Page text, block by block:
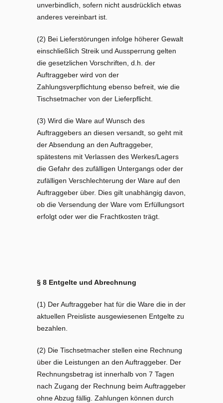
unverbindlich, sofern nicht ausdrücklich etwas
anderes vereinbart ist.
(2) Bei Lieferstörungen infolge höherer Gewalt
einschließlich Streik und Aussperrung gelten
die gesetzlichen Vorschriften, d.h. der
Auftraggeber wird von der
Zahlungsverpflichtung ebenso befreit, wie die
Tischsetmacher von der Lieferpflicht.
(3) Wird die Ware auf Wunsch des
Auftraggebers an diesen versandt, so geht mit
der Absendung an den Auftraggeber,
spätestens mit Verlassen des Werkes/Lagers
die Gefahr des zufälligen Untergangs oder der
zufälligen Verschlechterung der Ware auf den
Auftraggeber über. Dies gilt unabhängig davon,
ob die Versendung der Ware vom Erfüllungsort
erfolgt oder wer die Frachtkosten trägt.
§ 8 Entgelte und Abrechnung
(1) Der Auftraggeber hat für die Ware die in der
aktuellen Preisliste ausgewiesenen Entgelte zu
bezahlen.
(2) Die Tischsetmacher stellen eine Rechnung
über die Leistungen an den Auftraggeber. Der
Rechnungsbetrag ist innerhalb von 7 Tagen
nach Zugang der Rechnung beim Auftraggeber
ohne Abzug fällig. Zahlungen können durch